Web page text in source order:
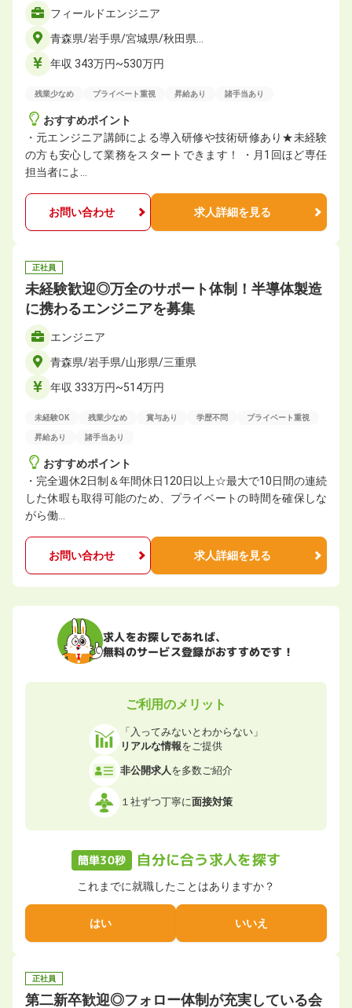
フィールドエンジニア
青森県/岩手県/宮城県/秋田県…
年収 343万円~530万円
残業少なめ プライベート重視 昇給あり 諸手当あり
おすすめポイント
・元エンジニア講師による導入研修や技術研修あり★未経験
の方も安心して業務をスタートできます！ ・月1回ほど専任
担当者によ…
お問い合わせ 求人詳細を見る
正社員
未経験歓迎◎万全のサポート体制！半導体製造
に携わるエンジニアを募集
エンジニア
青森県/岩手県/山形県/三重県
年収 333万円~514万円
未経験OK 残業少なめ 賞与あり 学歴不問 プライベート重視
昇給あり 諸手当あり
おすすめポイント
・完全週休2日制＆年間休日120日以上☆最大で10日間の連続
した休暇も取得可能のため、プライベートの時間を確保しな
がら働…
お問い合わせ 求人詳細を見る
求人をお探しであれば、
無料のサービス登録がおすすめです！
ご利用のメリット
「入ってみないとわからない」
リアルな情報をご提供
非公開求人を多数ご紹介
１社ずつ丁寧に面接対策
簡単30秒 自分に合う求人を探す
これまでに就職したことはありますか？
はい いいえ
正社員
第二新卒歓迎◎フォロー体制が充実している会